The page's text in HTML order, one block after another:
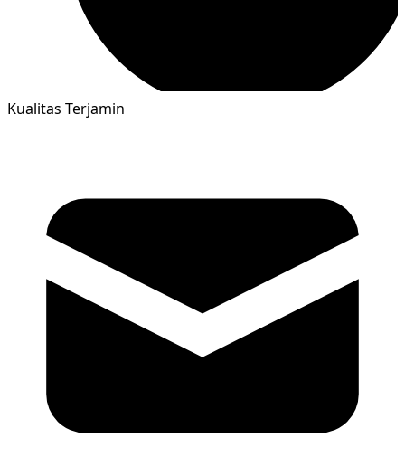
Kualitas Terjamin